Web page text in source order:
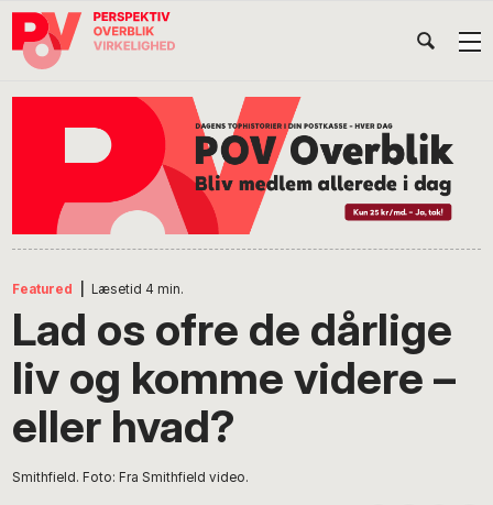
Gå
direkte
Skip
indhold
Gå
direkte
Featured Læsetid 4 min.
Lad os ofre de dårlige
liv og komme videre –
eller hvad?
Smithfield. Foto: Fra Smithfield video.